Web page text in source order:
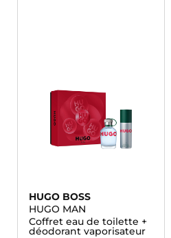
HUGO BOSS
HUGO MAN
Coffret eau de toilette +
déodorant vaporisateur